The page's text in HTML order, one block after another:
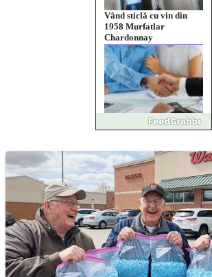
Vând sticlă cu vin din
1958 Murfatlar
Chardonnay
Împrumut si investitii
Ofera def între special